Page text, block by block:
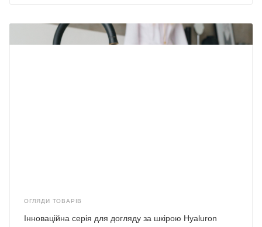
ОГЛЯДИ ТОВАРІВ
Інноваційна серія для догляду за шкірою Hyaluron